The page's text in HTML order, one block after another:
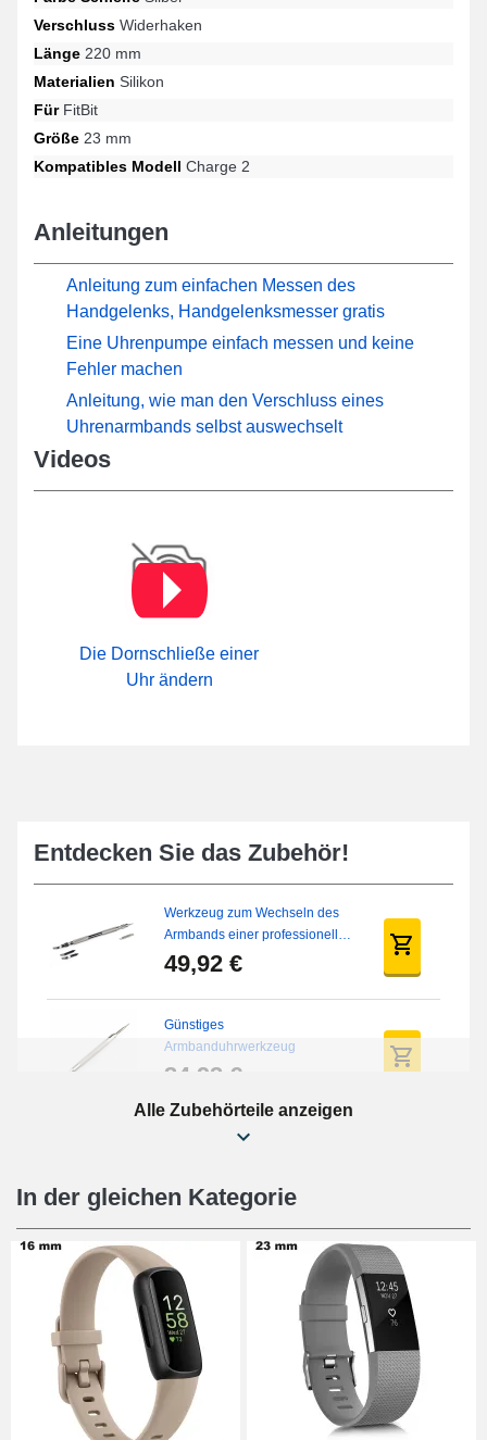
die Charge 2 Modelle der Marke FitBit. Entwickelt, um sich perfekt
vereint dieses Produkt beispielhafte Ergonomie und
Anpassungsfähigkeit, um eine totale Zufriedenheit zu
Verschluss Widerhaken
Länge 220 mm
Materialien Silikon
FürFitBit
Größe 23 mm
Kompatibles Modell Charge 2
Anleitungen
Anleitung zum einfachen Messen des
Handgelenks, Handgelenksmesser gratis
Eine Uhrenpumpe einfach messen und keine
Fehler machen
Anleitung, wie man den Verschluss eines
Uhrenarmbands selbst auswechselt
Videos
Die Dornschließe einer
Uhr ändern
Entdecken Sie das Zubehör!
Werkzeug zum Wechseln des
Armbands einer professionellen
Uhr
49,92 €
Günstiges
Armbanduhrwerkzeug
34,92 €
Einfaches Abziehen von
17,90 €
Alle Zubehörteile anzeigen
In der gleichen Kategorie